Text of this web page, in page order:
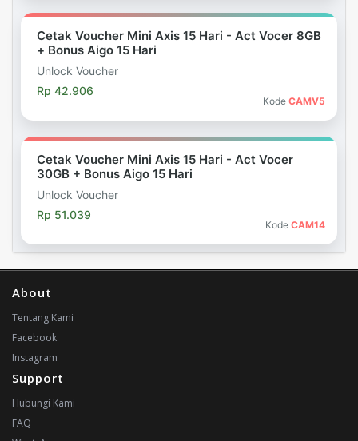
Cetak Voucher Mini Axis 15 Hari - Act Vocer 8GB
+ Bonus Aigo 15 Hari
Kode CAMV5
Unlock Voucher
Rp 42.906
Cetak Voucher Mini Axis 15 Hari - Act Vocer
30GB + Bonus Aigo 15 Hari
Kode CAM14
Unlock Voucher
Rp 51.039
About
Tentang Kami
Facebook
Instagram
Support
Hubungi Kami
FAQ